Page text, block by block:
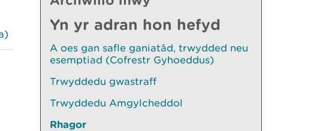
Yn yr adran hon hefyd
A oes gan safle ganiatâd, trwydded neu
esemptiad (Cofrestr Gyhoeddus)
Trwyddedu gwastraff
Trwyddedu Amgylcheddol
Rhagor